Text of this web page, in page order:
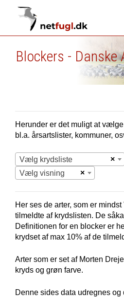
Blockers - Danske
Herunder er det muligt at
bl.a. årsartslister, kommuner,
×
Vælg krydsliste
×
Vælg visning
Her ses de arter, som er
tilmeldte af krydslisten. De
Definitionen for en blocker er
krydset af max 10% af de
Arter som er set af Morten
kryds og grøn farve.
Denne sides data udregnes